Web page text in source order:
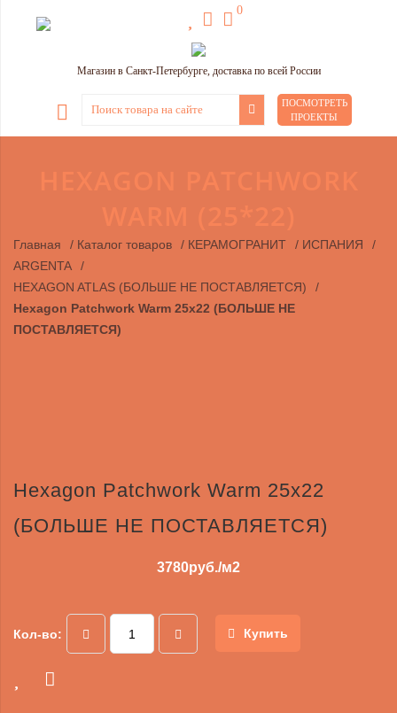
0
Магазин в Санкт-Петербурге, доставка по всей России
ПОСМОТРЕТЬ
ПРОЕКТЫ
Главная / Каталог товаров / КЕРАМОГРАНИТ / ИСПАНИЯ
/
ARGENTA
/
HEXAGON ATLAS (БОЛЬШЕ НЕ ПОСТАВЛЯЕТСЯ)
/
Hexagon Patchwork Warm 25х22 (БОЛЬШЕ НЕ
ПОСТАВЛЯЕТСЯ)
Hexagon Patchwork Warm 25х22
(БОЛЬШЕ НЕ ПОСТАВЛЯЕТСЯ)
3780руб./м2
Кол-во: Купить